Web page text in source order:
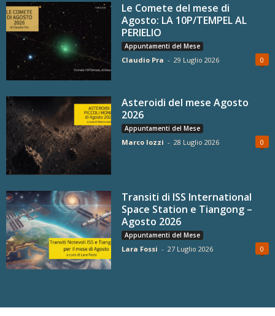
Le Comete del mese di
Agosto: LA 10P/TEMPEL AL
PERIELIO
Appuntamenti del Mese
Claudio Pra - 29 Luglio 2026 0
Asteroidi del mese Agosto
2026
Appuntamenti del Mese
Marco Iozzi - 28 Luglio 2026 0
Transiti di ISS International
Space Station e Tiangong –
Agosto 2026
Appuntamenti del Mese
Lara Fossi - 27 Luglio 2026 0